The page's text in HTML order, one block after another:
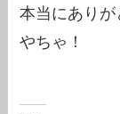
本当にあり
やちゃ！